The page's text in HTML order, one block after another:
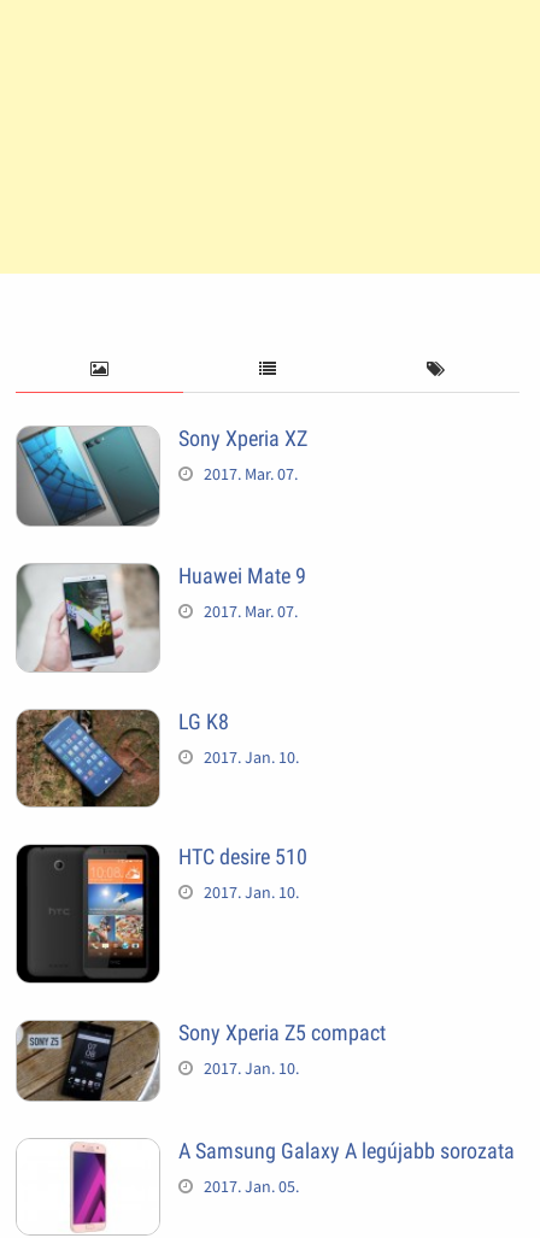
Sony Xperia XZ
2017. Mar. 07.
Huawei Mate 9
2017. Mar. 07.
LG K8
2017. Jan. 10.
HTC desire 510
2017. Jan. 10.
Sony Xperia Z5 compact
2017. Jan. 10.
A Samsung Galaxy A legújabb sorozata
2017. Jan. 05.